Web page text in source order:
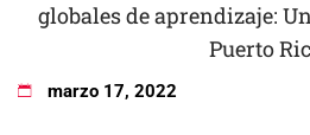
globales de aprendizaje:
Puerto
marzo 17, 2022